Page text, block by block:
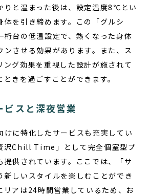
りと温まった後は、設定温度8℃とい
体を引き締めます。この「グルシ
桁台の低温設定で、熱くなった身体
ンさせる効果があります。また、ス
ング効果を重視した設計が施されて
きを過ごすことができます。
ビスと深夜営業
けに特化したサービスも充実してい
沢Chill Time」として完全個室型プ
提供されています。ここでは、「サ
しいスタイルを楽しむことができ
リアは24時間営業しているため、お